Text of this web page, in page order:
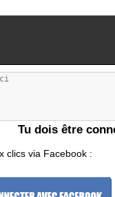
Tu dois être
clics via Facebook :